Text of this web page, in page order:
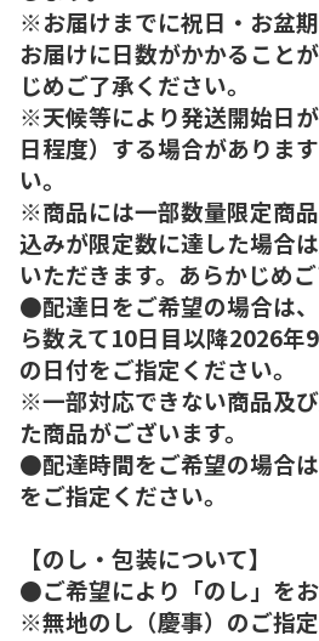
※お届けまでに祝日・お盆期
お届けに日数がかかること
じめご了承ください。
※天候等により発送開始日
日程度）する場合がありま
い。
※商品には一部数量限定商
込みが限定数に達した場合
いただきます。あらかじめご
●配達日をご希望の場合は
ら数えて10日目以降2026年
の日付をご指定ください。
※一部対応できない商品及
た商品がございます。
●配達時間をご希望の場合
をご指定ください。
【のし・包装について】
●ご希望により「のし」をお
※無地のし（慶事）のご指定